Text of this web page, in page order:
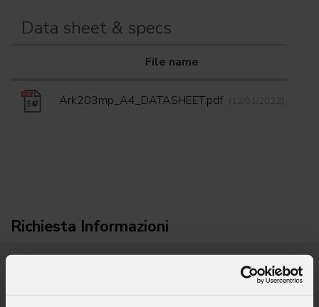
Data sheet & specs
File name
Ark203mp_A4_DATASHEET.pdf (12/01/2022)
Richiesta Informazioni